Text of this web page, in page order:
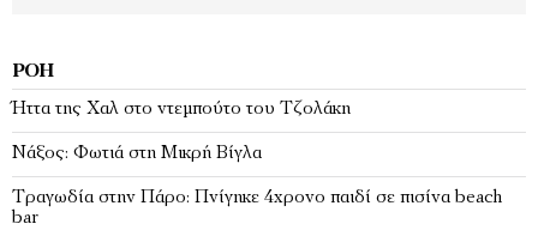
ΡΟΉ
Ήττα της Χαλ στο ντεμπούτο του Τζολάκη
Νάξος: Φωτιά στη Μικρή Βίγλα
Tραγωδία στην Πάρο: Πνίγηκε 4χρονο παιδί σε πισίνα beach
bar